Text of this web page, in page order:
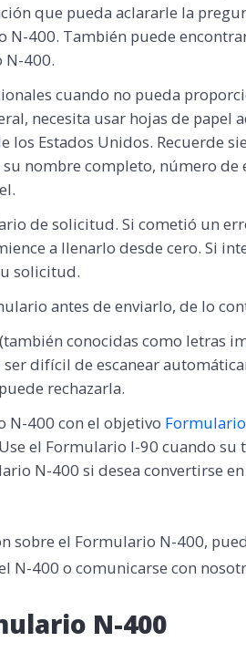
que pueda aclararle la
400. También puede
N-400.
cuando no pueda
necesita usar hojas de papel
los Estados Unidos. Recuerde
nombre completo, número
de solicitud. Si cometió un
a llenarlo desde cero. Si
solicitud.
antes de enviarlo, de lo
conocidas como letras
difícil de escanear
rechazarla.
N-400 con el objetivo
el Formulario I-90 cuando
N-400 si desea convertirse
sobre el Formulario N-400,
N-400 o comunicarse con
N-400